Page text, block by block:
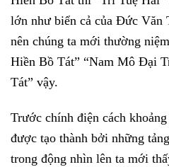
lớn như biển cả của Đức
nên chúng ta mới thường
Hiền Bồ Tát” “Nam Mô Đại
Tát” vậy.
Trước chính điện cách
được tạo thành bởi những
trong động nhìn lên ta mới